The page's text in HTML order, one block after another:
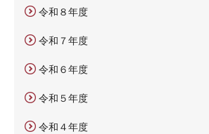
令和８年度
令和７年度
令和６年度
令和５年度
令和４年度